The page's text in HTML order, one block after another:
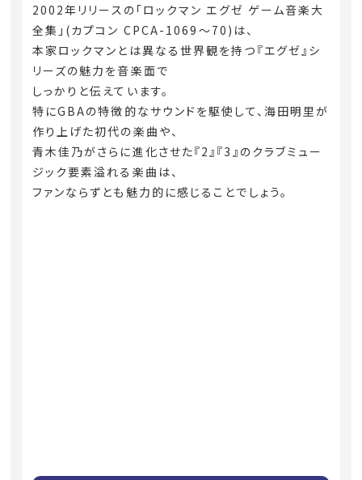
2002年リリースの「ロックマン エグゼ ゲーム音楽大
全集」(カプコン CPCA-1069〜70)は、
本家ロックマンとは異なる世界観を持つ『エグゼ』シ
リーズの魅力を音楽面で
しっかりと伝えています。
特にGBAの特徴的なサウンドを駆使して、海田明里が
作り上げた初代の楽曲や、
青木佳乃がさらに進化させた『2』『3』のクラブミュー
ジック要素溢れる楽曲は、
ファンならずとも魅力的に感じることでしょう。